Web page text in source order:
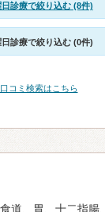
日診療で絞り込む (8件)
日診療で絞り込む (0件)
口コミ検索はこちら
道、胃、十二指腸